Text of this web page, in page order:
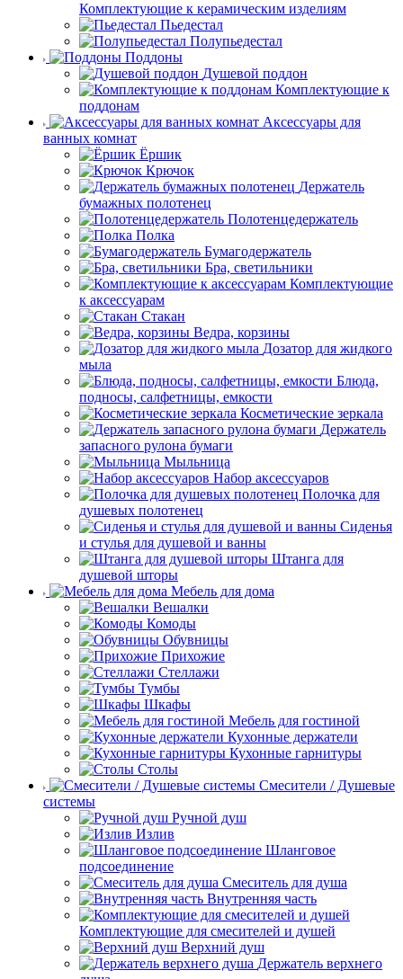
Комплектующие к керамическим изделиям
Пьедестал
Полупьедестал
Поддоны
Душевой поддон
Комплектующие к
поддонам
Аксессуары для
ванных комнат
Ёршик
Крючок
Держатель
бумажных полотенец
Полотенцедержатель
Полка
Бумагодержатель
Бра, светильники
Комплектующие
к аксессуарам
Стакан
Ведра, корзины
Дозатор для жидкого
мыла
Блюда,
подносы, салфетницы, емкости
Косметические зеркала
Держатель
запасного рулона бумаги
Мыльница
Набор аксессуаров
Полочка для
душевых полотенец
Сиденья
и стулья для душевой и ванны
Штанга для
душевой шторы
Мебель для дома
Вешалки
Комоды
Обувницы
Прихожие
Стеллажи
Тумбы
Шкафы
Мебель для гостиной
Кухонные держатели
Кухонные гарнитуры
Столы
Смесители / Душевые
системы
Ручной душ
Излив
Шланговое
подсоединение
Смеситель для душа
Внутренняя часть
Комплектующие для смесителей и душей
Верхний душ
Держатель верхнего